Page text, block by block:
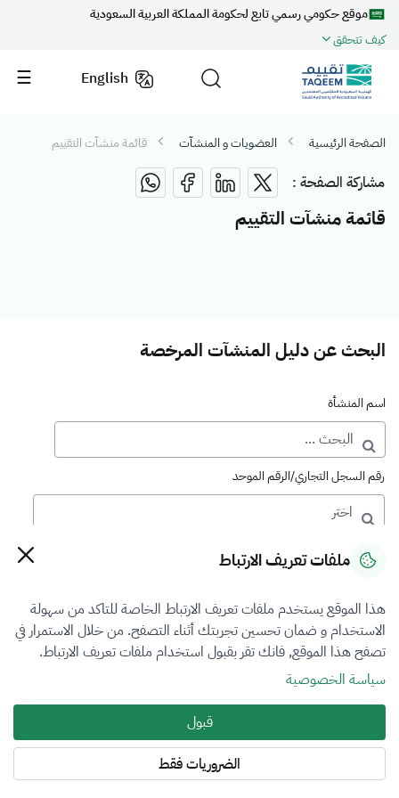
موقع حكومي رسمي تابع لحكومة المملكة العربية السعودية
كيف تتحقق
English
الصفحة الرئيسية العضويات و المنشآت قائمة منشآت التقييم
مشاركة الصفحة :
قائمة منشآت التقييم
البحث عن دليل المنشآت المرخصة
اسم المنشأة
رقم السجل التجاري/الرقم الموحد
رقم الترخيص
التصنيف
VFR4
فرع التقييم
الآلات والمعدات والممتلكات المنقولة
ملفات تعريف الارتباط
هذا الموقع يستخدم ملفات تعريف الارتباط الخاصة للتاكد من سهولة
الاستخدام و ضمان تحسين تجربتك أثناء التصفح. من خلال الاستمرار في
تصفح هذا الموقع, فانك تقر بقبول استخدام ملفات تعريف الارتباط.
سياسة الخصوصية
قبول
الضروريات فقط